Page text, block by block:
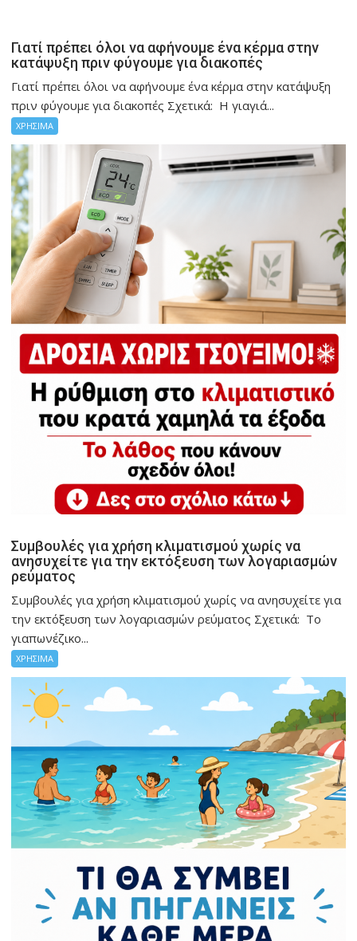
Γιατί πρέπει όλοι να αφήνουμε ένα κέρμα στην
κατάψυξη πριν φύγουμε για διακοπές
Γιατί πρέπει όλοι να αφήνουμε ένα κέρμα στην κατάψυξη
πριν φύγουμε για διακοπές Σχετικά: Η γιαγιά...
ΧΡΗΣΙΜΑ
Συμβουλές για χρήση κλιματισμού χωρίς να
ανησυχείτε για την εκτόξευση των λογαριασμών
ρεύματος
Συμβουλές για χρήση κλιματισμού χωρίς να ανησυχείτε για
την εκτόξευση των λογαριασμών ρεύματος Σχετικά: Το
γιαπωνέζικο...
ΧΡΗΣΙΜΑ